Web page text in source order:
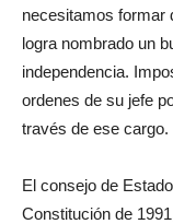
necesitamos formar
logra nombrado un
independencia.
ordenes de su jefe
través de ese cargo.
El consejo de
Constitución de